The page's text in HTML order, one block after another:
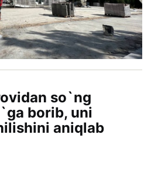
so`ng
borib, uni
aniqlab